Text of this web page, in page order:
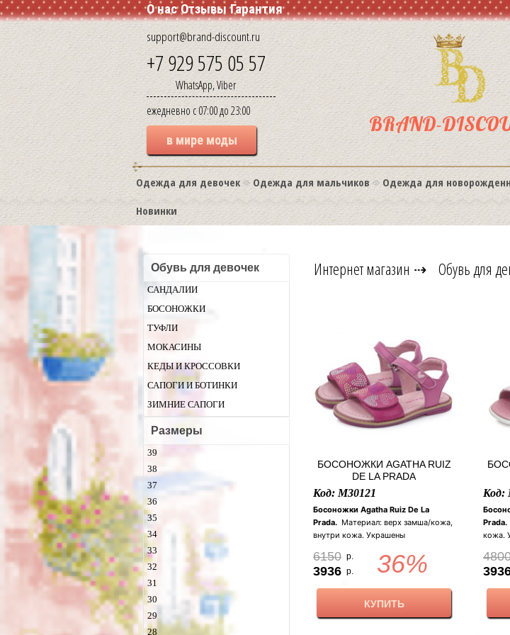
О нас Отзывы Гарантия
support@brand-discount.ru
+7 929 575 05 57
WhatsApp, Viber
ежедневно с 07:00 до 23:00
в мире моды
BRAND-
Одежда для девочек Одежда для мальчиков Одежда для
Новинки
Обувь для девочек
САНДАЛИИ
БОСОНОЖКИ
ТУФЛИ
МОКАСИНЫ
КЕДЫ И КРОССОВКИ
САПОГИ И БОТИНКИ
ЗИМНИЕ САПОГИ
Размеры
39
38
37
36
35
34
33
32
31
30
29
28
Интернет магазин ⇢ Обувь для
БОСОНОЖКИ AGATHA RUIZ
DE LA PRADA
Код: M30121
Босоножки Agatha Ruiz De La
Prada. Материал: верх замша/кожа,
внутри кожа. Украшены
сердечек. Застежка
липучка.Регулируются по полноте.
Подошва розового цвета,
окантована пробкой .
6150 р.
3936 р. 36%
КУПИТЬ
Код:
Prada.
кожа.